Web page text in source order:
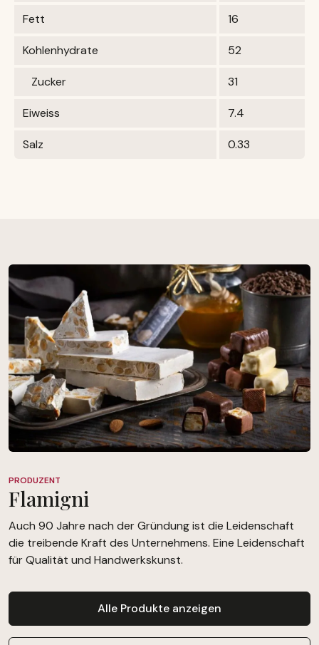
Fett 16
Kohlenhydrate 52
Zucker 31
Eiweiss 7.4
Salz 0.33
PRODUZENT
Flamigni
Auch 90 Jahre nach der Gründung ist die Leidenschaft
die treibende Kraft des Unternehmens. Eine Leidenschaft
für Qualität und Handwerkskunst.
Alle Produkte anzeigen